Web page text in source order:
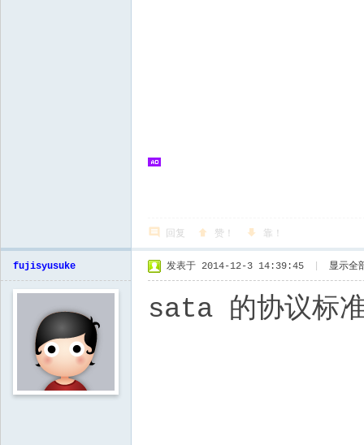
回复 赞！ 靠！
fujisyusuke 发表于 2014-12-3 14:39:45 显示全
sata 的协议标